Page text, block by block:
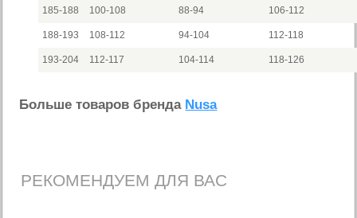
185-188 100-108 88-94 106-112
188-193 108-112 94-104 112-118
193-204 112-117 104-114 118-126
Больше товаров бренда Nusa
РЕКОМЕНДУЕМ ДЛЯ ВАС